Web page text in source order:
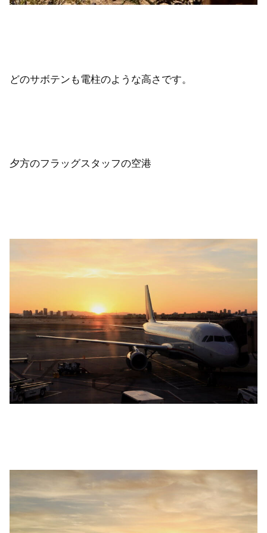
どのサボテンも電柱のような高さです。
夕方のフラッグスタッフの空港